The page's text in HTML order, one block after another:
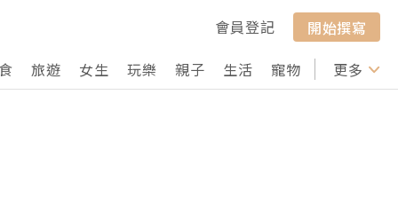
會員登記
開始撰寫
旅遊 女生 玩樂 親子 生活 寵物 行山 打卡
更多